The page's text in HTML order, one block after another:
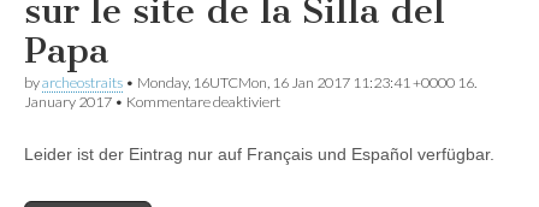
del
sur le site de la Silla del
Papa
byarcheostraits • Monday, 16UTCMon, 16 Jan 2017 11:23:41 +0000 16.
January 2017 • Kommentare deaktiviertfür
Lidar
Leider ist der Eintrag nur auf Français und Español verfügbar.